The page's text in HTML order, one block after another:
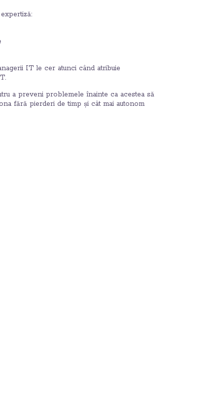
IT le cer atunci când atribuie
a preveni problemele înainte ca acestea să
fără pierderi de timp și cât mai autonom